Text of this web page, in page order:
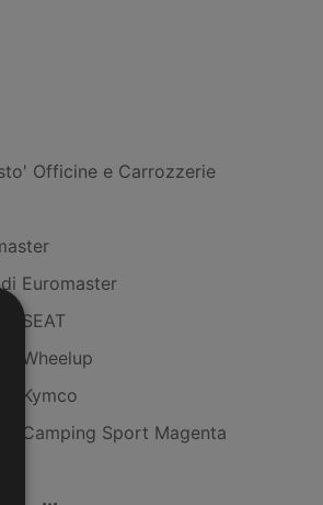
Officine e Carrozzerie
Euromaster
SEAT
Wheelup
Kymco
di Camping Sport Magenta